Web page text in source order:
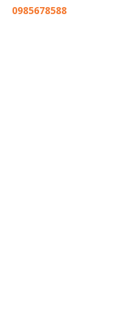
0985678588